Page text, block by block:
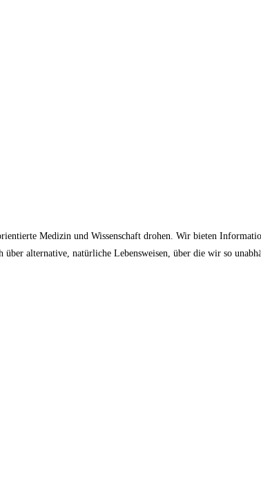
Medizin und Wissenschaft drohen. Wir bieten
über alternative, natürliche Lebensweisen, über die wir so